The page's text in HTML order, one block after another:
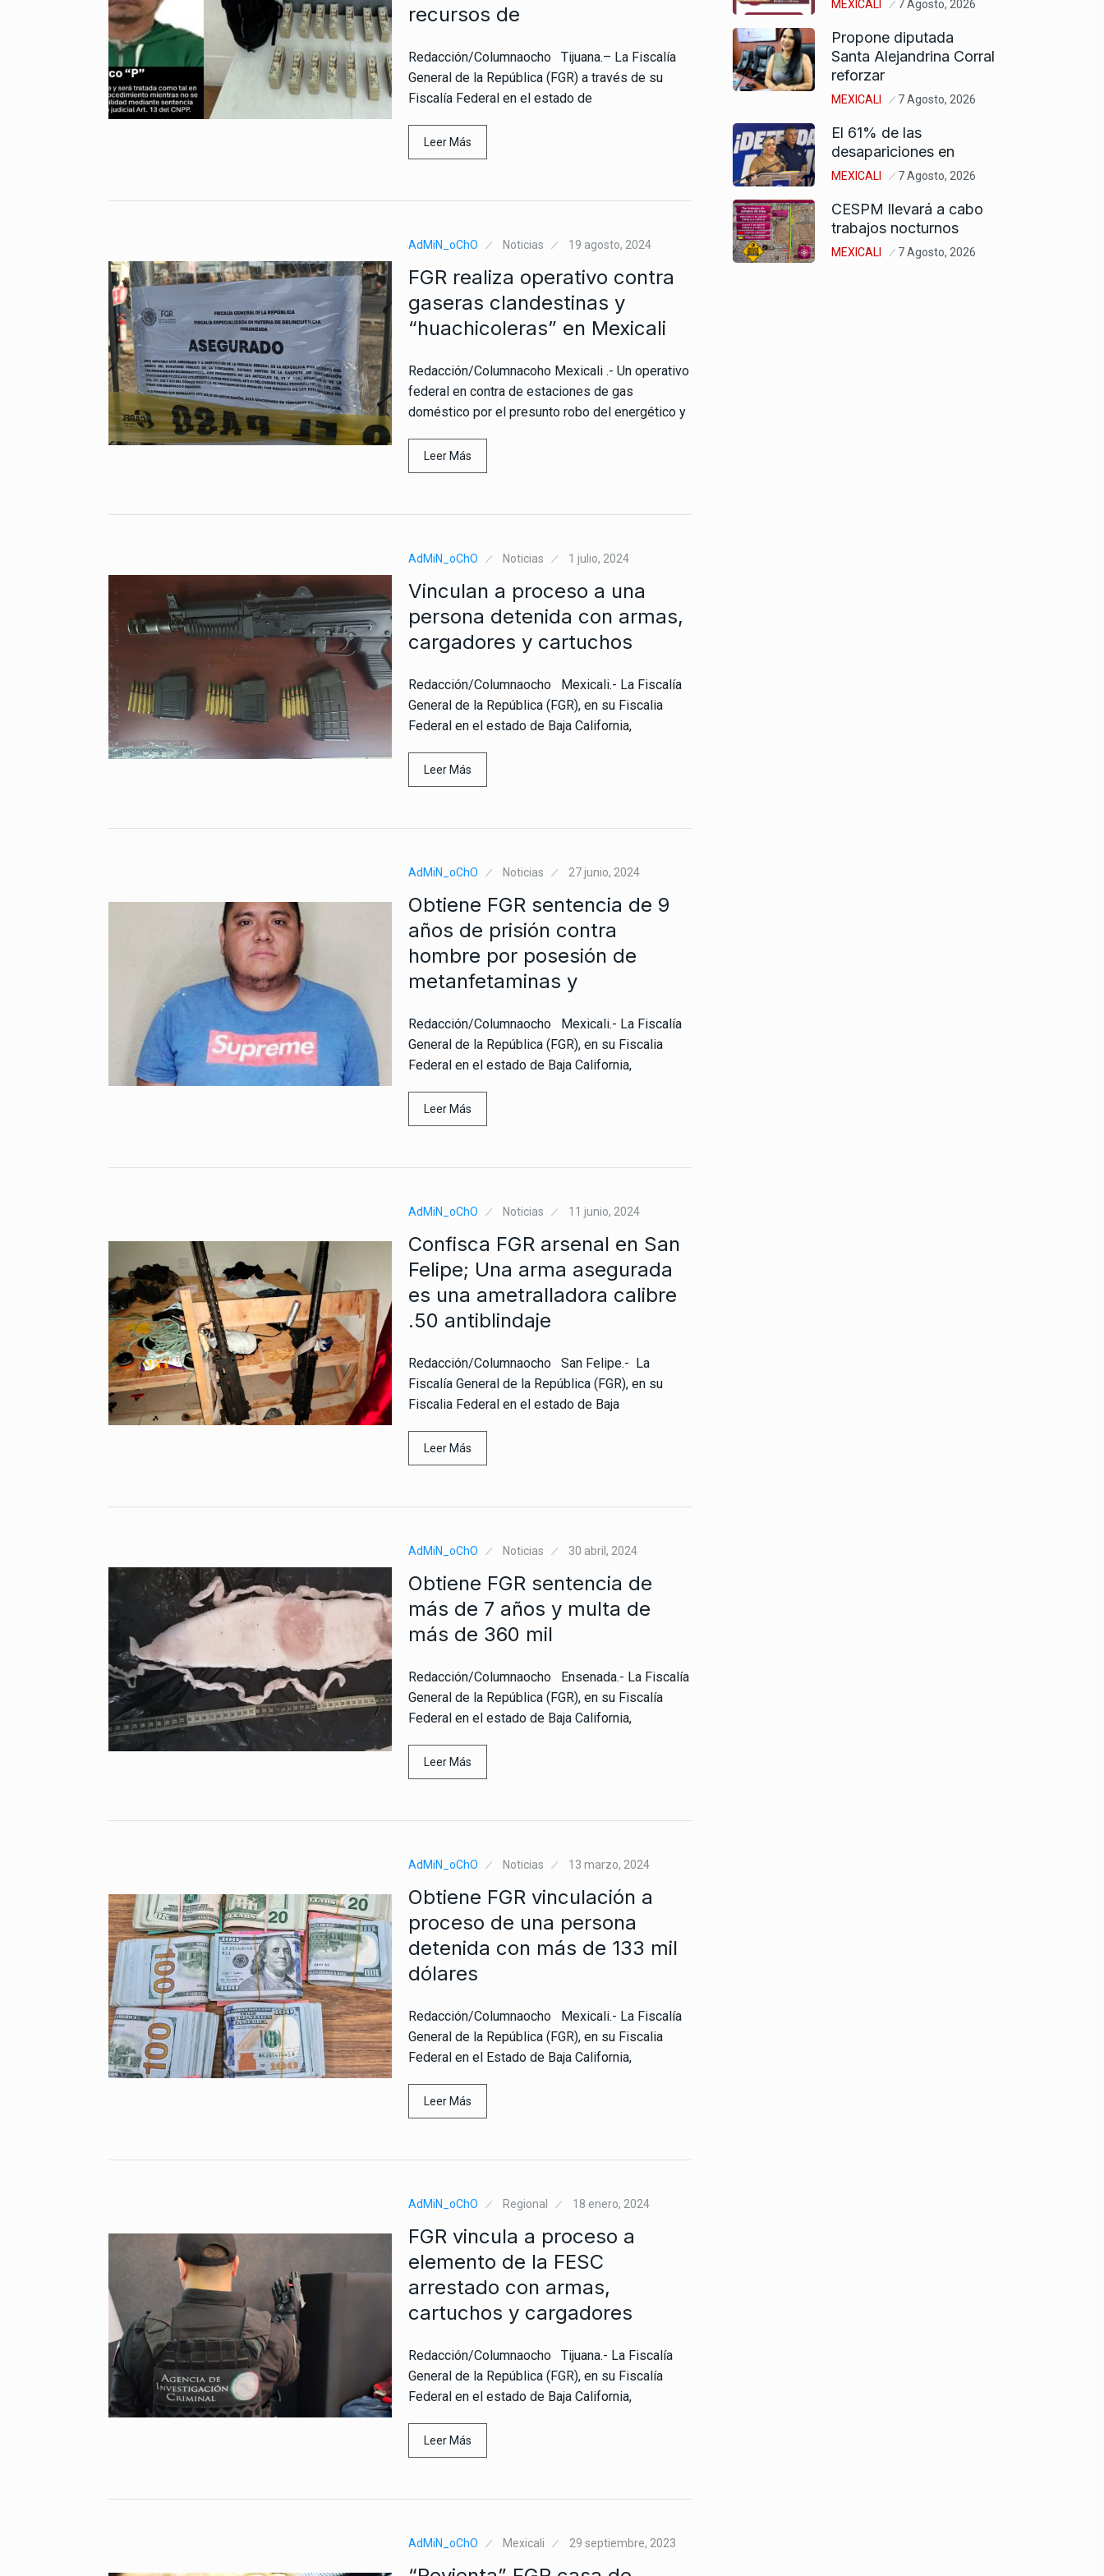
recursos de
Redacción/Columnaocho Tijuana.– La Fiscalía
General de la República (FGR) a través de su
Fiscalía Federal en el estado de
Leer Más
AdMiN_oChO Noticias 19 agosto, 2024
FGR realiza operativo contra
gaseras clandestinas y
“huachicoleras” en Mexicali
Redacción/Columnacoho Mexicali .- Un operativo
federal en contra de estaciones de gas
doméstico por el presunto robo del energético y
Leer Más
AdMiN_oChO Noticias 1 julio, 2024
Vinculan a proceso a una
persona detenida con armas,
cargadores y cartuchos
Redacción/Columnaocho Mexicali.- La Fiscalía
General de la República (FGR), en su Fiscalia
Federal en el estado de Baja California,
Leer Más
AdMiN_oChO Noticias 27 junio, 2024
Obtiene FGR sentencia de 9
años de prisión contra
hombre por posesión de
metanfetaminas y
Redacción/Columnaocho Mexicali.- La Fiscalía
General de la República (FGR), en su Fiscalia
Federal en el estado de Baja California,
Leer Más
AdMiN_oChO Noticias 11 junio, 2024
Confisca FGR arsenal en San
Felipe; Una arma asegurada
es una ametralladora calibre
.50 antiblindaje
Redacción/Columnaocho San Felipe.- La
Fiscalía General de la República (FGR), en su
Fiscalia Federal en el estado de Baja
Leer Más
AdMiN_oChO Noticias 30 abril, 2024
Obtiene FGR sentencia de
más de 7 años y multa de
más de 360 mil
Redacción/Columnaocho Ensenada.- La Fiscalía
General de la República (FGR), en su Fiscalía
Federal en el estado de Baja California,
Leer Más
AdMiN_oChO Noticias 13 marzo, 2024
Obtiene FGR vinculación a
proceso de una persona
detenida con más de 133 mil
dólares
Redacción/Columnaocho Mexicali.- La Fiscalía
General de la República (FGR), en su Fiscalia
Federal en el Estado de Baja California,
Leer Más
AdMiN_oChO Regional 18 enero, 2024
FGR vincula a proceso a
elemento de la FESC
arrestado con armas,
cartuchos y cargadores
Redacción/Columnaocho Tijuana.- La Fiscalía
General de la República (FGR), en su Fiscalía
Federal en el estado de Baja California,
Leer Más
AdMiN_oChO Mexicali 29 septiembre, 2023
MEXICALI 7 Agosto, 2026
Propone diputada
Santa Alejandrina Corral
reforzar
MEXICALI 7 Agosto, 2026
El 61% de las
desapariciones en
MEXICALI 7 Agosto, 2026
CESPM llevará a cabo
trabajos nocturnos
MEXICALI 7 Agosto, 2026